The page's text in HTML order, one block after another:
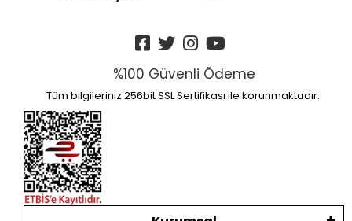
%100 Güvenli Ödeme
Tüm bilgileriniz 256bit SSL Sertifikası ile korunmaktadır.